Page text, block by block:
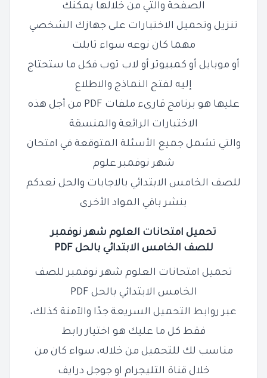
الصفحة والتي من خلالها يمكنك
تنزيل وتحميل الاختبارات على جهازك الشخصي
مهما كان نوعه سواء تابلت
أو موبايل أو كمبيوتر أو لاب توب فكل ما ستحتاج
إليه لفتح النماذج والاطلاع
عليها هو برنامج قارىء ملفات PDF من أجل هذه
الاختبارات الرائعة والمنسقة
والتي تشمل جميع الأسئلة المتوقعة في امتحان
شهر نوفمبر علوم
للصف الخامس الابتدائي بالاجابات والحل نعدكم
بنشر باقي المواد الأخرى
تحميل امتحانات العلوم شهر نوفمبر
للصف الخامس الابتدائي بالحل PDF
تحميل امتحانات العلوم شهر نوفمبر للصف
الخامس الابتدائي بالحل PDF
عبر روابط التحميل السريعة جدًا والآمنة كذلك،
فقط كل ما عليك هو اختيار رابط
مناسب لك للتحميل من خلاله، سواء كان من
خلال قناة التليجرام او جوجل درايف